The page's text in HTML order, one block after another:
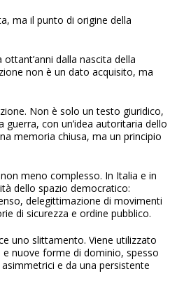
ma il punto di origine della
dalla nascita della
non è un dato acquisito, ma
Non è solo un testo giuridico,
con un’idea autoritaria dello
memoria chiusa, ma un principio
meno complesso. In Italia e in
dello spazio democratico:
delegittimazione di movimenti
di sicurezza e ordine pubblico.
uno slittamento. Viene utilizzato
nuove forme di dominio, spesso
e da una persistente